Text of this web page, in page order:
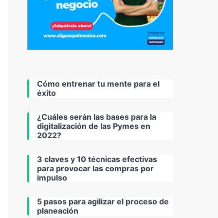
Cómo entrenar tu mente para el
éxito
¿Cuáles serán las bases para la
digitalización de las Pymes en
2022?
3 claves y 10 técnicas efectivas
para provocar las compras por
impulso
5 pasos para agilizar el proceso de
planeación